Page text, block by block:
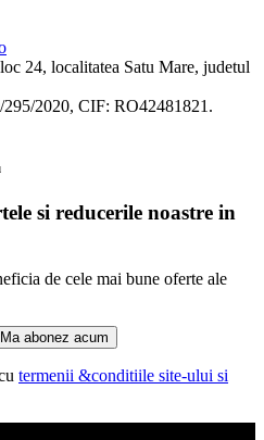
24, localitatea Satu Mare, judetul
295/2020, CIF: RO42481821.
si reducerile noastre in
de cele mai bune oferte ale
Ma abonez acum
termenii &conditiile site-ului si